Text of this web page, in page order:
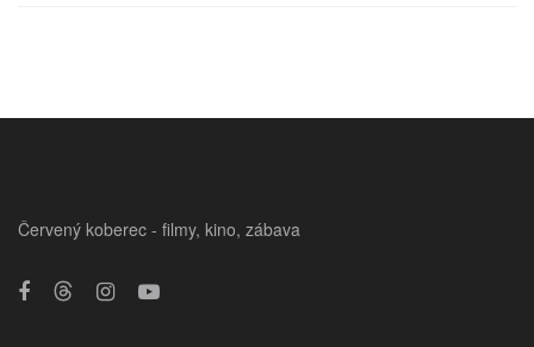
Červený koberec - filmy, kino, zábava